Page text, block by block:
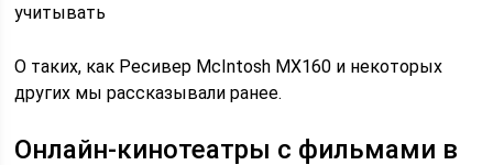
учитывать
О таких, как Ресивер McIntosh MX160 и некоторых
других мы рассказывали ранее.
Онлайн-кинотеатры с фильмами в